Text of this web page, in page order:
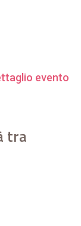
evento
tra